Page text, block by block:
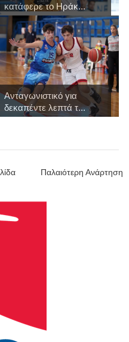
κατάφερε το Ηράκ...
Ανταγωνιστικό για
δεκαπέντε λεπτά τ...
Παλαιότερη Ανάρτηση